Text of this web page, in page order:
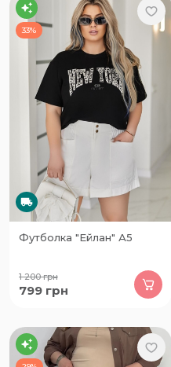
33%
Футболка "Ейлан" А5
1 200грн
799 грн